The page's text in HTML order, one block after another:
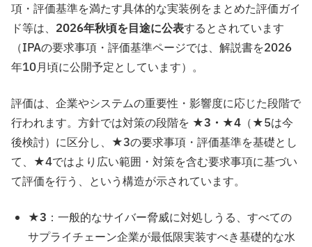
項・評価基準を満たす具体的な実装例をまとめた評価ガイ
ド等は、 2026年秋頃を目途に公表するとされています
（IPAの要求事項・評価基準ページでは、解説書を2026
年10月頃に公開予定としています）。
評価は、企業やシステムの重要性・影響度に応じた段階で
行われます。方針では対策の段階を ★3・★4 （★5は今
後検討）に区分し、★3の要求事項・評価基準を基礎とし
て、★4ではより広い範囲・対策を含む要求事項に基づい
て評価を行う、という構造が示されています。
★3 ：一般的なサイバー脅威に対処しうる、すべての
サプライチェーン企業が最低限実装すべき基礎的な水